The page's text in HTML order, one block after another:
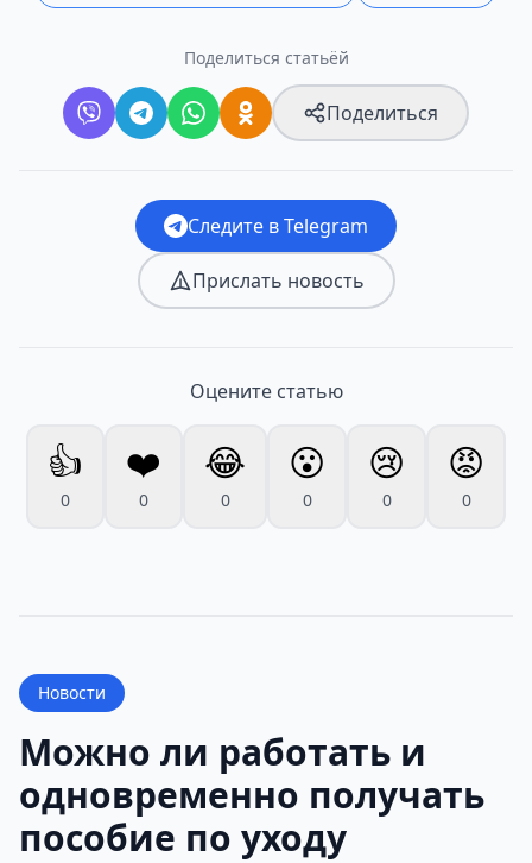
Поделиться статьёй
Поделиться
Следите в Telegram
Прислать новость
Оцените статью
👍
0
❤️
0
😂
0
😮
0
😢
0
😡
0
Новости
Можно ли работать и
одновременно получать
пособие по уходу